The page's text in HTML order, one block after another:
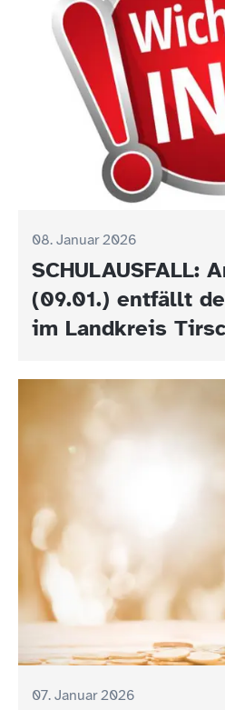
08. Januar 2026
SCHULAUSFALL:
(09.01.) entfällt
im Landkreis
07. Januar 2026